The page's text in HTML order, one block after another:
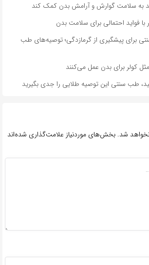
به سلامت گوارش و آرامش بدن کمک کند
با فواید احتمالی برای سلامت بدن
برای پیشگیری از گرمازدگی؛ توصیه‌های طب
طب سنتی این توصیه طلایی را جدی بگیرید
شد. بخش‌های موردنیاز علامت‌گذاری شده‌اند